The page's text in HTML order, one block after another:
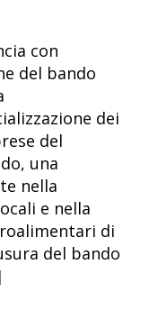
con
del bando
dei
del
una
nella
e nella
di
del bando